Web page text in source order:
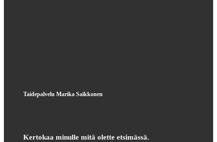
Taidepalvelu Marika Saikkonen
Kertokaa minulle mitä olette etsimässä.